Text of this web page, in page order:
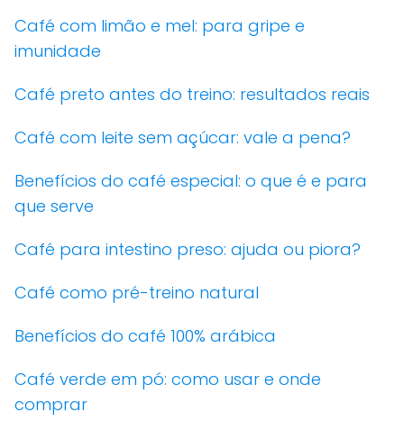
Café com limão e mel: para gripe e
imunidade
Café preto antes do treino: resultados reais
Café com leite sem açúcar: vale a pena?
Benefícios do café especial: o que é e para
que serve
Café para intestino preso: ajuda ou piora?
Café como pré-treino natural
Benefícios do café 100% arábica
Café verde em pó: como usar e onde
comprar